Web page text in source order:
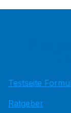
Testseite
Ratgeber